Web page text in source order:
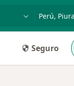
o nombre
p. ej. Lima
Seguro